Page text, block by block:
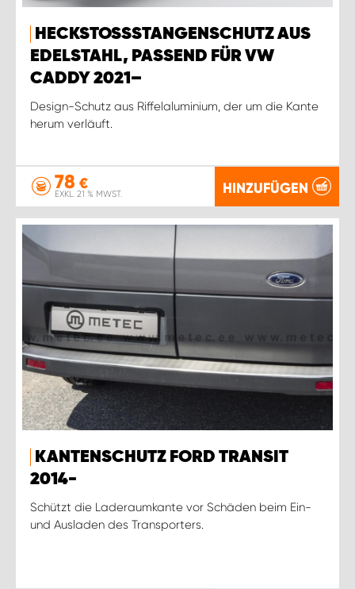
HECKSTOSSSTANGENSCHUTZ AUS E
DELSTAHL, PASSEND FÜR VW C
ADDY 2021–
Design-Schutz aus Riffelaluminium, der um die Kante
herum verläuft.
78 €
EXKL. 21 % MWST. HINZUFÜGEN
KANTENSCHUTZ FORD TRANSIT
2014-
Schützt die Laderaumkante vor Schäden beim Ein-
und Ausladen des Transporters.